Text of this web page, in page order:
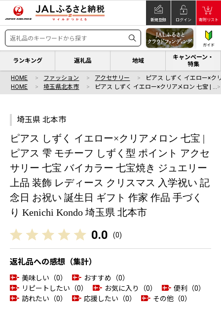
新規登録 ログイン 寄附リスト
ガイド
ランキング 返礼品 地域
キャンペーン・
特集
HOME ファッション アクセサリー
ピアス しずく イエロー×ク
HOME
埼玉県北本市 ピアス しずく イエロー×クリアメロン 七宝 | …
埼玉県 北本市
ピアス しずく イエロー×クリアメロン 七宝 |
ピアス 雫 モチーフ しずく型 ポイント アクセ
サリー 七宝 バイカラー 七宝焼き ジュエリー
上品 装飾 レディース クリスマス 入学祝い 記
念日 お祝い 誕生日 ギフト 作家 作品 手づく
り Kenichi Kondo 埼玉県 北本市
0.0 (0)
返礼品への感想（集計）
美味しい（0）
おすすめ（0）
リピートしたい（0）
お気に入り（0）
便利（0）
訪れたい（0）
応援したい（0） その他（0）